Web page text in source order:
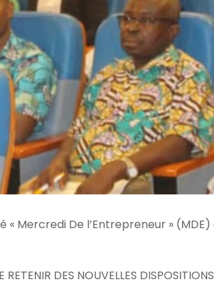
De l’Entrepreneur » (MDE)
DES NOUVELLES DISPOSITIONS